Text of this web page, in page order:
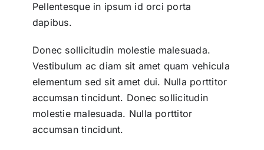
Pellentesque in ipsum id orci porta
dapibus.
Donec sollicitudin molestie malesuada.
Vestibulum ac diam sit amet quam vehicula
elementum sed sit amet dui. Nulla porttitor
accumsan tincidunt. Donec sollicitudin
molestie malesuada. Nulla porttitor
accumsan tincidunt.